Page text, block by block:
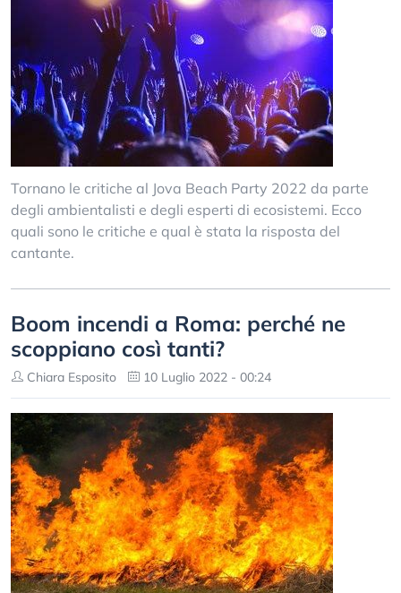
Tornano le critiche al Jova Beach Party 2022 da parte
degli ambientalisti e degli esperti di ecosistemi. Ecco
quali sono le critiche e qual è stata la risposta del
cantante.
Boom incendi a Roma: perché ne
scoppiano così tanti?
Chiara Esposito 10 Luglio 2022 - 00:24